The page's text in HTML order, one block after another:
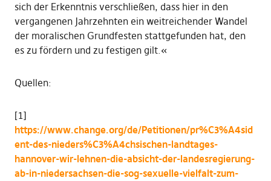
sich der Erkenntnis verschließen, dass hier in den
vergangenen Jahrzehnten ein weitreichender Wandel
der moralischen Grundfesten stattgefunden hat, den
es zu fördern und zu festigen gilt.«
Quellen:
[1]
https://www.change.org/de/Petitionen/pr%C3%A4sid
ent-des-nieders%C3%A4chsischen-landtages-
hannover-wir-lehnen-die-absicht-der-landesregierung-
ab-in-niedersachsen-die-sog-sexuelle-vielfalt-zum-